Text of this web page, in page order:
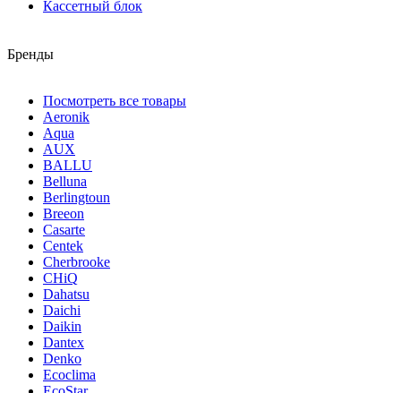
Кассетный блок
Бренды
Посмотреть все товары
Aeronik
Aqua
AUX
BALLU
Belluna
Berlingtoun
Breeon
Casarte
Centek
Cherbrooke
CHiQ
Dahatsu
Daichi
Daikin
Dantex
Denko
Ecoclima